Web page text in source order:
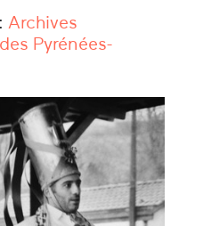
Archives
Pyrénées-